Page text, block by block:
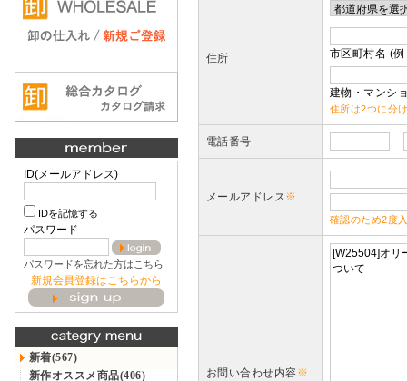
ID(メールアドレス)
IDを記憶する
パスワード
パスワードを忘れた方はこちら
新規会員登録はこちらから
新着(567)
新作オススメ商品(406)
住所 市区町村名 (
建物・マンシ
住所は2つに分
電話番号 -
メールアドレス※
確認のため2度
お問い合わせ内容※